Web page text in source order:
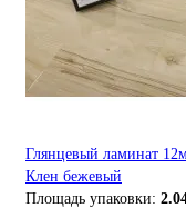
Глянцевый ламинат
Клен бежевый
Площадь упаковки: